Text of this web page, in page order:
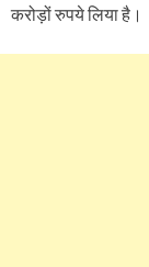
करोड़ों रुपये लिया है।